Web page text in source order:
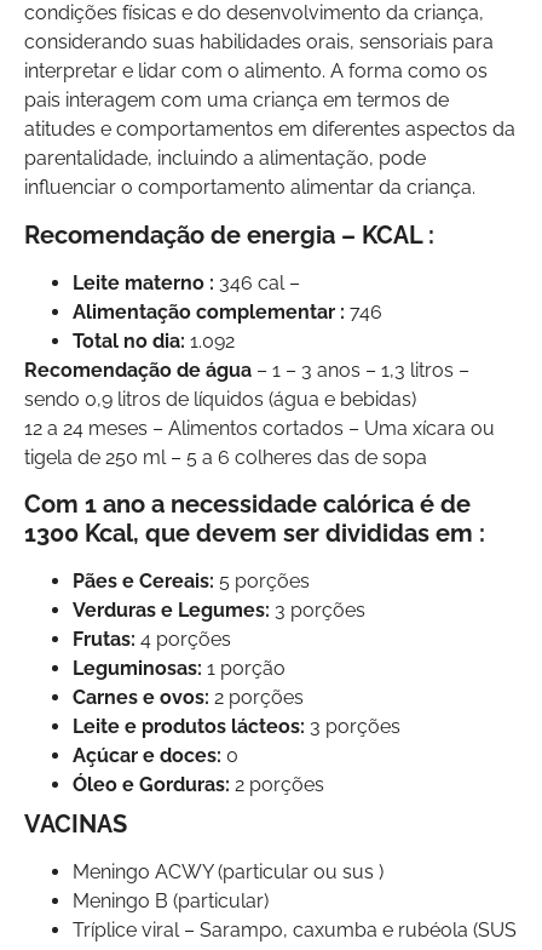
condições físicas e do desenvolvimento da criança,
considerando suas habilidades orais, sensoriais para
interpretar e lidar com o alimento. A forma como os
pais interagem com uma criança em termos de
atitudes e comportamentos em diferentes aspectos da
parentalidade, incluindo a alimentação, pode
influenciar o comportamento alimentar da criança.
Recomendação de energia – KCAL :
Leite materno : 346 cal –
Alimentação complementar : 746
Total no dia: 1.092
Recomendação de água – 1 – 3 anos – 1,3 litros –
sendo 0,9 litros de líquidos (água e bebidas)
12 a 24 meses – Alimentos cortados – Uma xícara ou
tigela de 250 ml – 5 a 6 colheres das de sopa
Com 1 ano a necessidade calórica é de
1300 Kcal, que devem ser divididas em :
Pães e Cereais: 5 porções
Verduras e Legumes: 3 porções
Frutas: 4 porções
Leguminosas: 1 porção
Carnes e ovos: 2 porções
Leite e produtos lácteos: 3 porções
Açúcar e doces: 0
Óleo e Gorduras: 2 porções
VACINAS
Meningo ACWY (particular ou sus )
Meningo B (particular)
Tríplice viral – Sarampo, caxumba e rubéola (SUS